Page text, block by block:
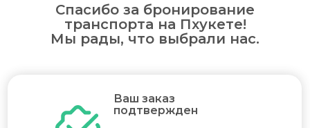
Спасибо за бронирование
транспорта на Пхукете!
Мы рады, что выбрали нас.
Ваш заказ
подтвержден